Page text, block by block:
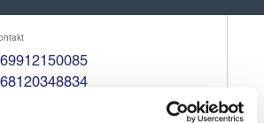
ehrengruber.johanna@gmail.com